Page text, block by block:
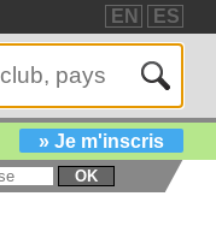
EN ES
» Je m'inscris
OK